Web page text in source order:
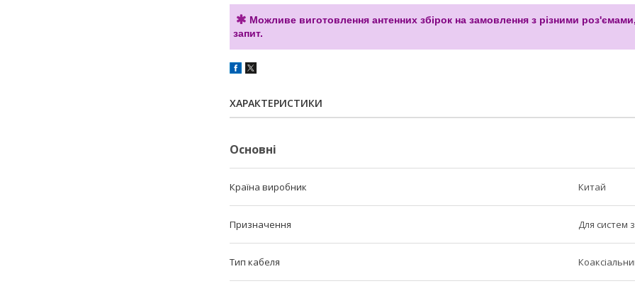
Можливе виготовлення антенних збірок на замовлення з різними
запит.
ХАРАКТЕРИСТИКИ
Основні
Країна виробник Китай
Призначення Для систем
Тип кабеля